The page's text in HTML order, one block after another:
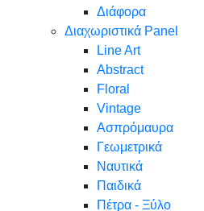
Διάφορα
Διαχωριστικά Panel
Line Art
Abstract
Floral
Vintage
Ασπρόμαυρα
Γεωμετρικά
Ναυτικά
Παιδικά
Πέτρα - Ξύλο